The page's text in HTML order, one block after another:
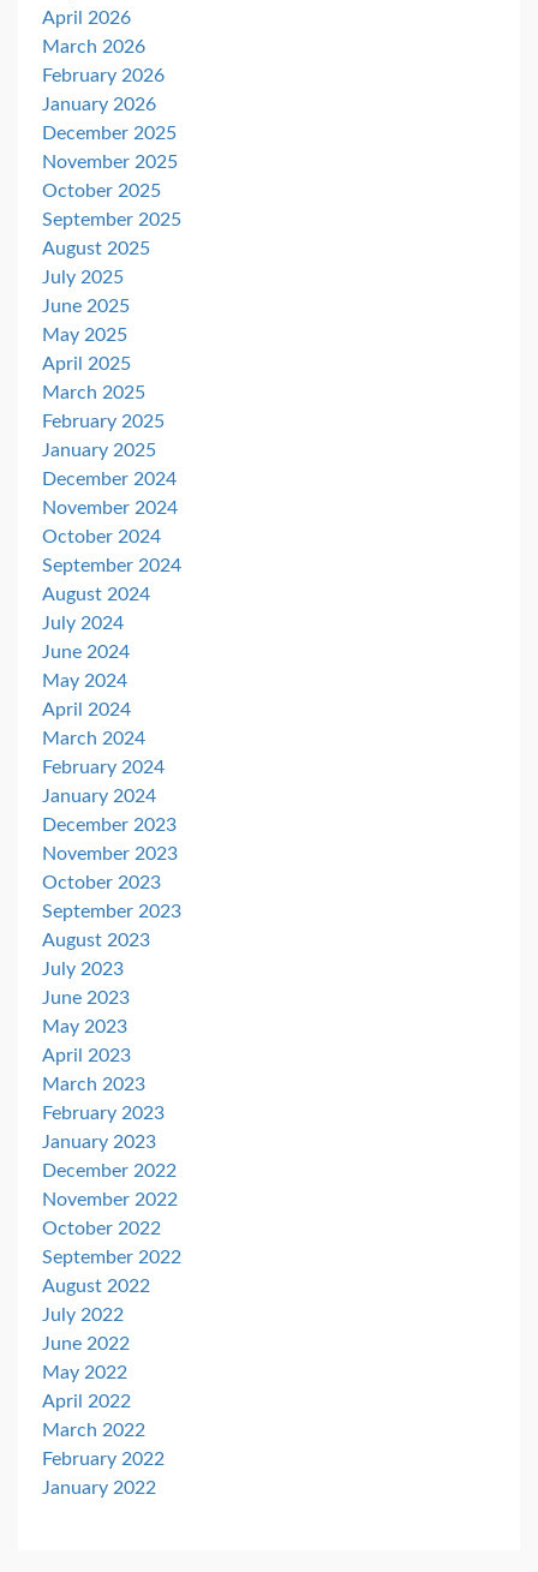
April 2026
March 2026
February 2026
January 2026
December 2025
November 2025
October 2025
September 2025
August 2025
July 2025
June 2025
May 2025
April 2025
March 2025
February 2025
January 2025
December 2024
November 2024
October 2024
September 2024
August 2024
July 2024
June 2024
May 2024
April 2024
March 2024
February 2024
January 2024
December 2023
November 2023
October 2023
September 2023
August 2023
July 2023
June 2023
May 2023
April 2023
March 2023
February 2023
January 2023
December 2022
November 2022
October 2022
September 2022
August 2022
July 2022
June 2022
May 2022
April 2022
March 2022
February 2022
January 2022